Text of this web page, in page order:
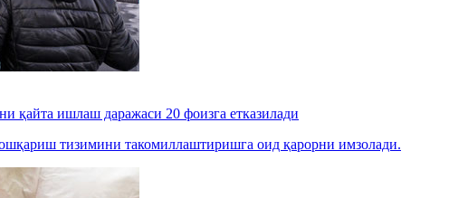
қайта ишлаш даражаси 20 фоизга етказилади
тизимини такомиллаштиришга оид қарорни имзолади.